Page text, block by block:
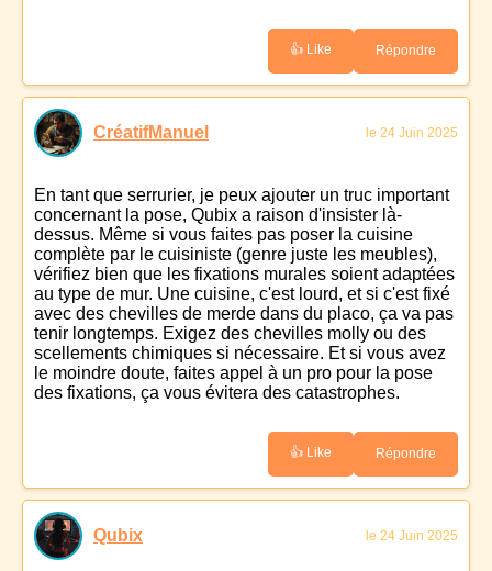
👍 Like Répondre
CréatifManuel le 24 Juin 2025
En tant que serrurier, je peux ajouter un truc important
concernant la pose, Qubix a raison d'insister là-
dessus. Même si vous faites pas poser la cuisine
complète par le cuisiniste (genre juste les meubles),
vérifiez bien que les fixations murales soient adaptées
au type de mur. Une cuisine, c'est lourd, et si c'est fixé
avec des chevilles de merde dans du placo, ça va pas
tenir longtemps. Exigez des chevilles molly ou des
scellements chimiques si nécessaire. Et si vous avez
le moindre doute, faites appel à un pro pour la pose
des fixations, ça vous évitera des catastrophes.
👍 Like Répondre
Qubix le 24 Juin 2025